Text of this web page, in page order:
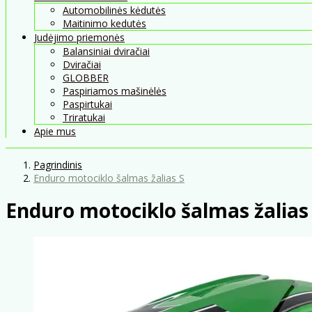
Automobilinės kėdutės
Maitinimo kedutės
Judėjimo priemonės
Balansiniai dviračiai
Dviračiai
GLOBBER
Paspiriamos mašinėlės
Paspirtukai
Triratukai
Apie mus
Pagrindinis
Enduro motociklo šalmas žalias S
Enduro motociklo šalmas žalias